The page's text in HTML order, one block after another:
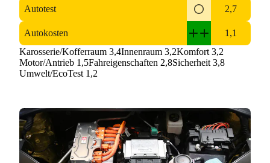
Autotest 2,7
Autokosten
1,1
Karosserie/Kofferraum 3,4Innenraum 3,2Komfort 3,2
Motor/Antrieb 1,5Fahreigenschaften 2,8Sicherheit 3,8
Umwelt/EcoTest 1,2